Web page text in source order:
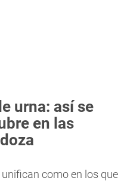
urna: así se
en las
como en los que